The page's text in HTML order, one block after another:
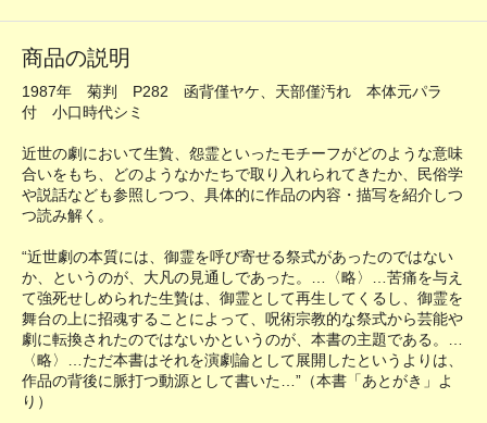
商品の説明
1987年 菊判 P282 函背僅ヤケ、天部僅汚れ 本体元パラ
付 小口時代シミ
近世の劇において生贄、怨霊といったモチーフがどのような意味
合いをもち、どのようなかたちで取り入れられてきたか、民俗学
や説話なども参照しつつ、具体的に作品の内容・描写を紹介しつ
つ読み解く。
“近世劇の本質には、御霊を呼び寄せる祭式があったのではない
か、というのが、大凡の見通しであった。…〈略〉…苦痛を与え
て強死せしめられた生贄は、御霊として再生してくるし、御霊を
舞台の上に招魂することによって、呪術宗教的な祭式から芸能や
劇に転換されたのではないかというのが、本書の主題である。…
〈略〉…ただ本書はそれを演劇論として展開したというよりは、
作品の背後に脈打つ動源として書いた…”（本書「あとがき」よ
り）